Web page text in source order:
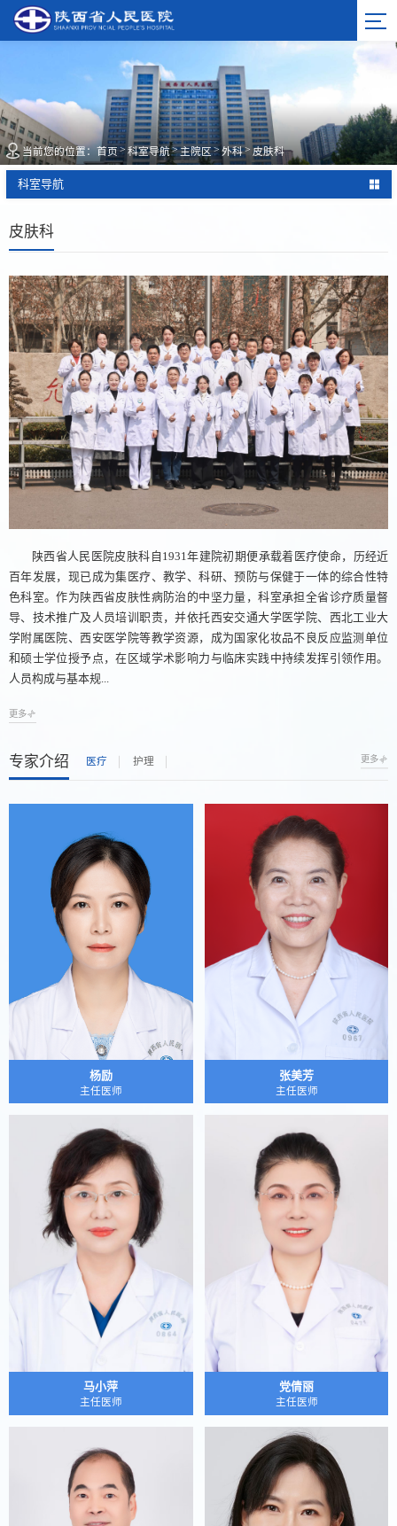
当前您的位置： 首页 > 科室导航>主院区>外科> 皮肤科
科室导航
皮肤科
陕西省人民医院皮肤科自1931年建院初期便承载着医疗使命，历经近
百年发展，现已成为集医疗、教学、科研、预防与保健于一体的综合性特
色科室。作为陕西省皮肤性病防治的中坚力量，科室承担全省诊疗质量督
导、技术推广及人员培训职责，并依托西安交通大学医学院、西北工业大
学附属医院、西安医学院等教学资源，成为国家化妆品不良反应监测单位
和硕士学位授予点，在区域学术影响力与临床实践中持续发挥引领作用。
人员构成与基本规...
更多
专家介绍 医疗 护理 更多
杨励
主任医师
张美芳
主任医师
马小萍
主任医师
党倩丽
主任医师